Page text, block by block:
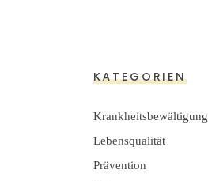
KATEGORIEN
Krankheitsbewältigung
Lebensqualität
Prävention